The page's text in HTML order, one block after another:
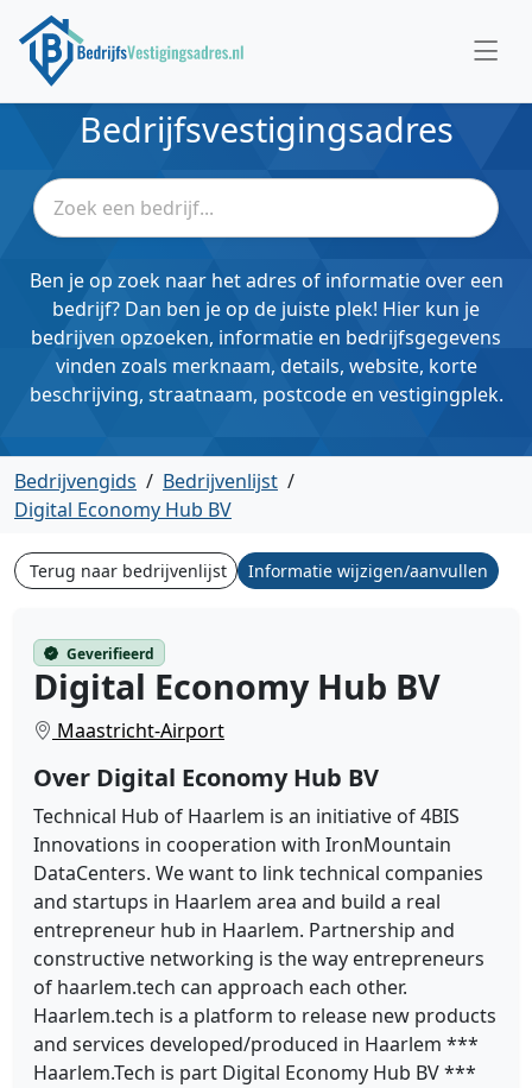
Bedrijfsvestigingsadres
Ben je op zoek naar het adres of informatie over een
bedrijf? Dan ben je op de juiste plek! Hier kun je
bedrijven opzoeken, informatie en bedrijfsgegevens
vinden zoals merknaam, details, website, korte
beschrijving, straatnaam, postcode en vestigingplek.
Bedrijvengids / Bedrijvenlijst /
Digital Economy Hub BV
Terug naar bedrijvenlijst Informatie wijzigen/aanvullen
Geverifieerd
Digital Economy Hub BV
Maastricht-Airport
Over Digital Economy Hub BV
Technical Hub of Haarlem is an initiative of 4BIS
Innovations in cooperation with IronMountain
DataCenters. We want to link technical companies
and startups in Haarlem area and build a real
entrepreneur hub in Haarlem. Partnership and
constructive networking is the way entrepreneurs
of haarlem.tech can approach each other.
Haarlem.tech is a platform to release new products
and services developed/produced in Haarlem ***
Haarlem.Tech is part Digital Economy Hub BV ***